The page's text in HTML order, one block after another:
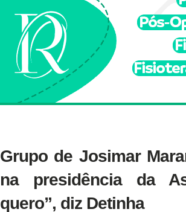
Grupo de Josimar
na presidência da
quero”, diz Detinha